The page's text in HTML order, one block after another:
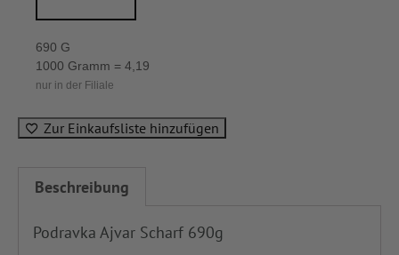
690 G
1000 Gramm = 4,19
nur in der Filiale
Zur Einkaufsliste hinzufügen
Beschreibung
Podravka Ajvar Scharf 690g